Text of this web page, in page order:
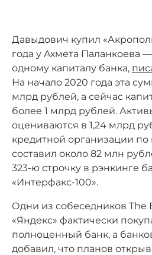
Давыдович купил
года у Ахмета Паланкоева
одному капиталу банка,
На начало 2020 года эта
млрд рублей, а сейчас
более 1 млрд рублей.
оцениваются в 1,24 млрд
кредитной организации по
составил около 82 млн
323-ю строчку в рэнкинге
«Интерфакс-100».
Одни из собеседников The
«Яндекс» фактически
полноценный банк, а
добавил, что планов